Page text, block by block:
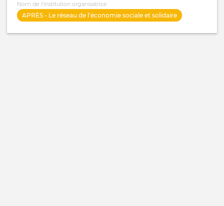
Nom de l'institution organisatrice
APRÈS - Le réseau de l'économie sociale et solidaire